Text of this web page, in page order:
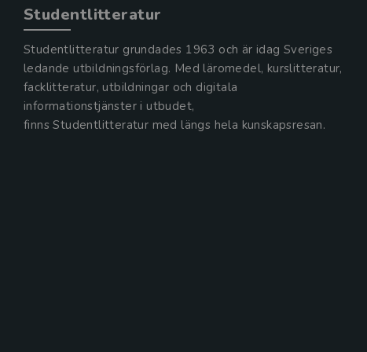
Studentlitteratur
Studentlitteratur grundades 1963 och är idag Sveriges
ledande utbildningsförlag. Med läromedel, kurslitteratur,
facklitteratur, utbildningar och digitala
informationstjänster i utbudet,
finns Studentlitteratur med längs hela kunskapsresan.